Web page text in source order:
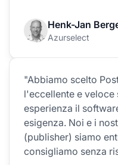
Henk-Jan
Azurselect
"Abbiamo scelto
l'eccellente e veloce
esperienza il
esigenza. Noi e i
(publisher) siamo
consigliamo senza